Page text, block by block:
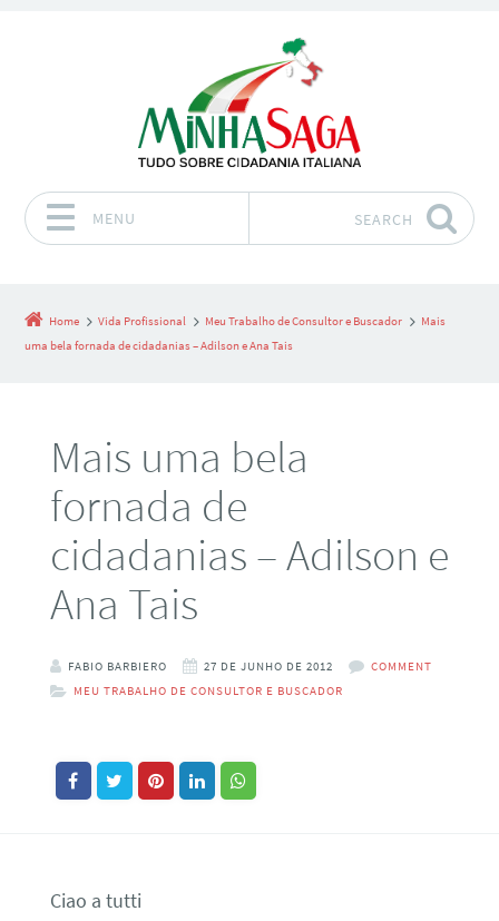
MENU SEARCH
Home Vida Profissional Meu Trabalho de Consultor e Buscador
Mais
uma bela fornada de cidadanias – Adilson e Ana Tais
Mais uma bela
fornada de
cidadanias – Adilson e
Ana Tais
FABIO BARBIERO 27 DE JUNHO DE 2012
COMMENT
MEU TRABALHO DE CONSULTOR E BUSCADOR
Ciao a tutti